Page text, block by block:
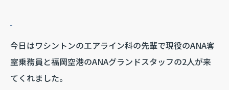
今日はワシントンのエアライン科の先輩で現役のANA客
室乗務員と福岡空港のANAグランドスタッフの2人が来
てくれました。